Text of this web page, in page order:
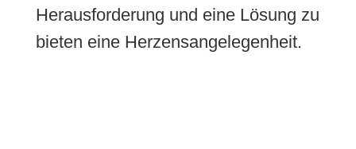
Herausforderung und eine Lösung zu
bieten eine Herzensangelegenheit.